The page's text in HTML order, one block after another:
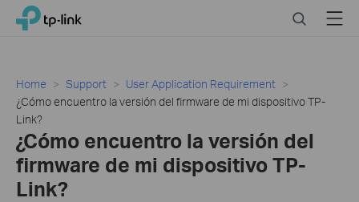
Click
navigation
TP-Link, Reliably Smart SearchMenu
Home Support
User Application Requirement
¿Cómo encuentro la versión del firmware de mi dispositivo TP-
Link?
¿Cómo encuentro la versión del
firmware de mi dispositivo TP-
Link?